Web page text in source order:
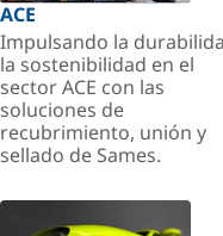
ACE
Impulsando la
la sostenibilidad en el
sector ACE con las
soluciones de
recubrimiento, unión y
sellado de Sames.